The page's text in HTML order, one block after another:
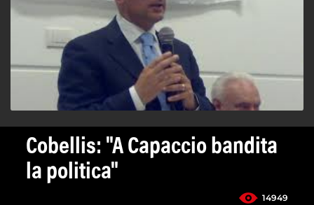
Cobellis: "A Capaccio bandita
la politica"
14949